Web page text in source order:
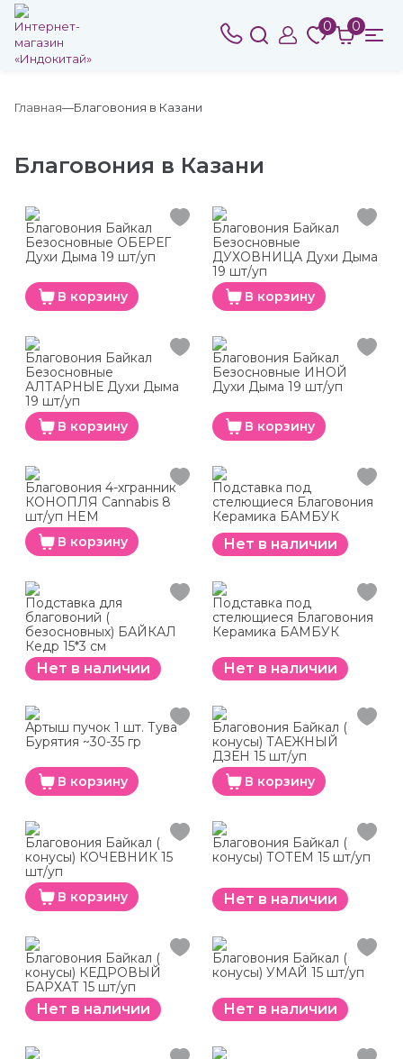
0 0
Главная Благовония в Казани
Благовония в Казани
Благовония Байкал
Безосновные ОБЕРЕГ
Духи Дыма 19 шт/уп
В корзину
Благовония Байкал
Безосновные
ДУХОВНИЦА Духи Дыма
19 шт/уп
В корзину
Благовония Байкал
Безосновные
АЛТАРНЫЕ Духи Дыма
19 шт/уп
В корзину
Благовония Байкал
Безосновные ИНОЙ
Духи Дыма 19 шт/уп
В корзину
Благовония 4-хгранник
КОНОПЛЯ Cannabis 8
шт/уп HEM
В корзину
Подставка под
стелющиеся Благовония
Керамика БАМБУК
Нет в наличии
Подставка для
благовоний (
безосновных) БАЙКАЛ
Кедр 15*3 см
Нет в наличии
Подставка под
стелющиеся Благовония
Керамика БАМБУК
Нет в наличии
Артыш пучок 1 шт. Тува
Бурятия ~30-35 гр
В корзину
Благовония Байкал (
конусы) ТАЕЖНЫЙ
ДЗЕН 15 шт/уп
В корзину
Благовония Байкал (
конусы) КОЧЕВНИК 15
шт/уп
В корзину
Благовония Байкал (
конусы) ТОТЕМ 15 шт/уп
Нет в наличии
Благовония Байкал (
конусы) КЕДРОВЫЙ
БАРХАТ 15 шт/уп
Нет в наличии
Благовония Байкал (
конусы) УМАЙ 15 шт/уп
Нет в наличии